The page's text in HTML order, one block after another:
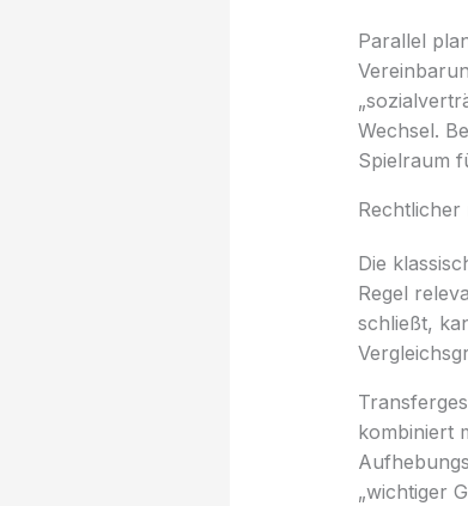
Parallel
Wechsel.
Spielraum
Die
Regel
schließt,
kombiniert
„wichtiger